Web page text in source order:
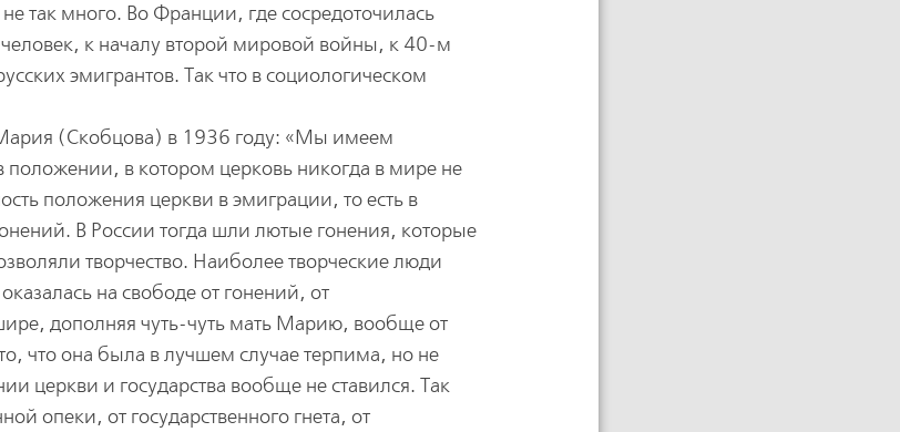
так много. Во Франции, где сосредоточилась
человек, к началу второй мировой войны, к 40-м
эмигрантов. Так что в социологическом
(Скобцова) в 1936 году: «Мы имеем
в котором церковь никогда в мире не
положения церкви в эмиграции, то есть в
В России тогда шли лютые гонения, которые
творчество. Наиболее творческие люди
на свободе от гонений, от
дополняя чуть-чуть мать Марию, вообще от
что она была в лучшем случае терпима, но не
церкви и государства вообще не ставился. Так
опеки, от государственного гнета, от